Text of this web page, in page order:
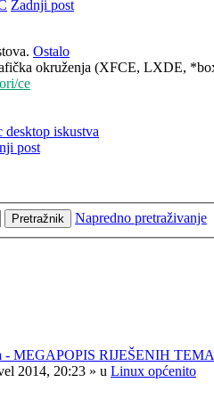
Zadnji post
Ostalo
okruženja (XFCE, LXDE,
ce
desktop iskustva
post
Pretražnik
Napredno pretraživanje
- MEGAPOPIS RIJEŠENIH TEMA
2014, 20:23 » u Linux općenito